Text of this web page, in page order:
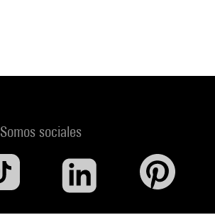
Somos sociales